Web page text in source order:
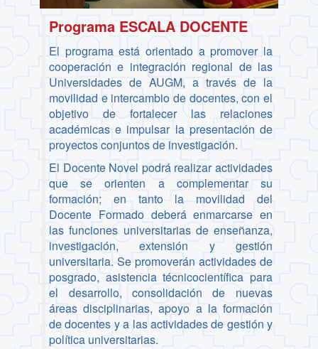
Programa ESCALA DOCENTE
El programa está orientado a promover la
cooperación e integración regional de las
Universidades de AUGM, a través de la
movilidad e intercambio de docentes, con el
objetivo de fortalecer las relaciones
académicas e impulsar la presentación de
proyectos conjuntos de investigación.
El Docente Novel podrá realizar actividades
que se orienten a complementar su
formación; en tanto la movilidad del
Docente Formado deberá enmarcarse en
las funciones universitarias de enseñanza,
investigación, extensión y gestión
universitaria. Se promoverán actividades de
posgrado, asistencia técnicocientífica para
el desarrollo, consolidación de nuevas
áreas disciplinarias, apoyo a la formación
de docentes y a las actividades de gestión y
política universitarias.